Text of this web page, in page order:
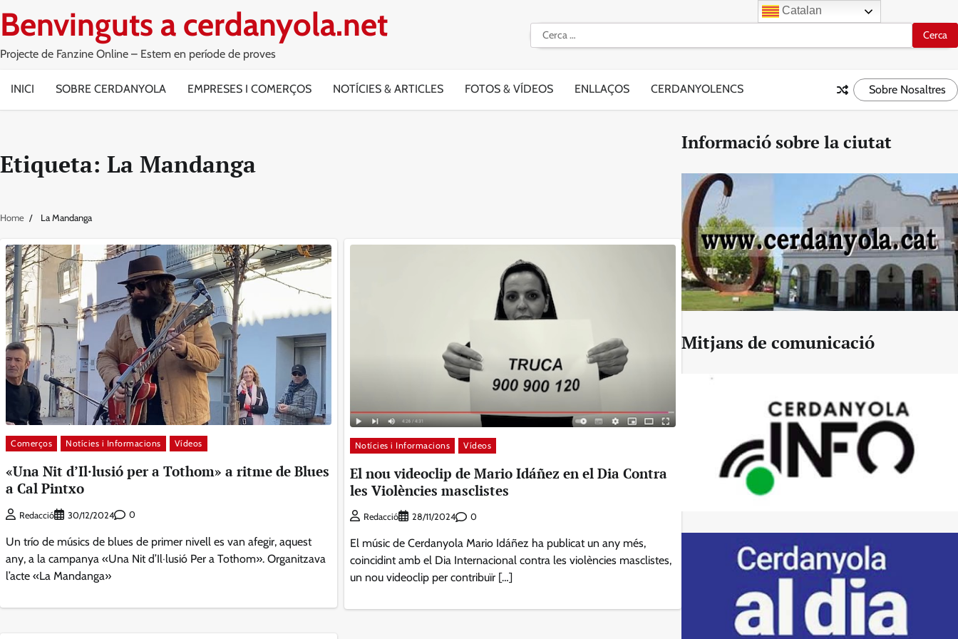
to
Benvinguts a cerdanyola.net
Projecte de Fanzine Online – Estem en període de proves
Cerca:
INICI SOBRE CERDANYOLA EMPRESES I COMERÇOS NOTÍCIES & ARTICLES FOTOS & VÍDEOS ENLLAÇOS CERDANYOLENCS Sobre Nosaltres
Etiqueta: La Mandanga
Home La Mandanga
Comerços Notícies i Informacions Vídeos
«Una Nit d’Il·lusió per a Tothom» a ritme de Blues
a Cal Pintxo
Redacció 30/12/2024 0
Un trío de músics de blues de primer nivell es van afegir, aquest
any, a la campanya «Una Nit d’Il·lusió Per a Tothom». Organitzava
l’acte «La Mandanga»
Notícies i Informacions Vídeos
El nou videoclip de Mario Idáñez en el Dia Contra
les Violències masclistes
Redacció 28/11/2024 0
El músic de Cerdanyola Mario Idáñez ha publicat un any més,
coincidint amb el Dia Internacional contra les violències masclistes,
un nou videoclip per contribuïr […]
Informació sobre la ciutat
Mitjans de comunicació
Catalan